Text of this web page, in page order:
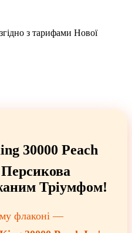
з тарифами Нової
30000 Peach
Тріумфом!
флаконі —